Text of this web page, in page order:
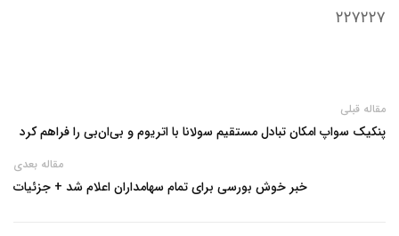
۲۲۷۲۲۷
مقاله قبلی
پنکیک‌ سواپ امکان تبادل مستقیم سولانا با اتریوم و بی‌ان‌بی را فراهم کرد
مقاله بعدی
خبر خوش بورسی برای تمام سهامداران اعلام شد + جزئیات